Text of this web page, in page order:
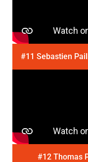
#11 Sebastien
#12 Thomas